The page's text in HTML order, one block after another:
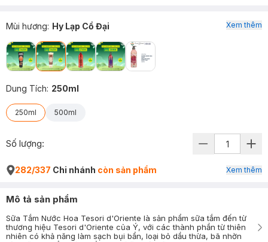
Mùi hương: Hy Lạp Cổ Đại
Dung Tích: 250ml
250ml 500ml
Xem thêm
Số lượng:
282/337 Chi nhánh còn sản phẩm Xem thêm
Mô tả sản phẩm
Sữa Tắm Nước Hoa Tesori d'Oriente là sản phẩm sữa tắm đến từ
thương hiệu Tesori d'Oriente của Ý, với các thành phần từ thiên
nhiên có khả năng làm sạch bụi bẩn, loại bỏ dầu thừa, bã nhờn